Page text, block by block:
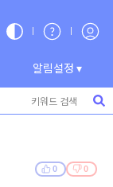
알림설정 ▾
0 0